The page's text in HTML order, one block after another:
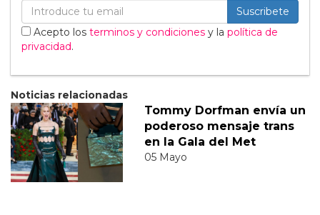
Suscribete
Acepto los terminos y condiciones y la política de
privacidad.
Noticias relacionadas
Tommy Dorfman envía un
poderoso mensaje trans
en la Gala del Met
05 Mayo